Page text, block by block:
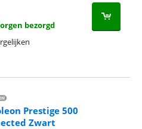
bezorgd
Prestige 500
Zwart